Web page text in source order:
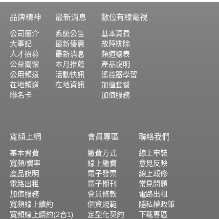
品牌精神
公司簡介
大事記
人才招募
公益關懷
公用頻道
在地頻道
聯名卡
最新消息
系統公告
最新優惠
最新消息
本月推薦
活動快訊
在地資訊
數位有線電視
基本資費
故障排除
頻道總表
產品說明
遙控器學習
加值套餐
加值服務
寬頻上網
基本資費
寬頻/費率
產品說明
電路出租
加值服務
寬頻線上續約
寬頻線上續約(2合1)
會員專區
繳費方式
線上繳費
電子發票
電子期刊
會員條款
個資規範
定型化契約
聯絡我們
線上申裝
意見反映
線上報修
常見問題
電路出租
隱私權政策
下載專區